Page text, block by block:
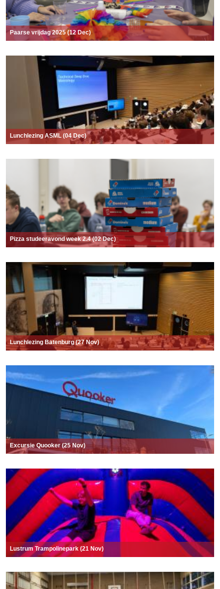
Paarse vrijdag 2025 (12 Dec)
Lunchlezing ASML (04 Dec)
Pizza studeeravond week 2.4 (02 Dec)
Lunchlezing Batenburg (27 Nov)
Excursie Quooker (25 Nov)
Lustrum Trampolinepark (21 Nov)